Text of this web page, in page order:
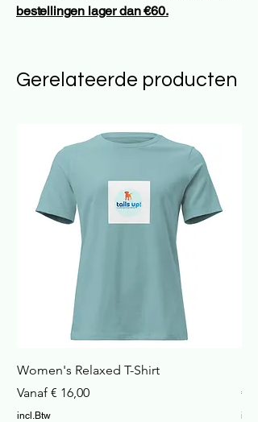
bestellingen lager dan €60.
Gerelateerde producten
Women's Relaxed T-Shirt
Vanaf € 16,00
Verkoopprijs
incl.Btw
Prijs
€